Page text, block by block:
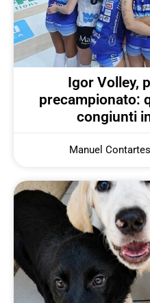
Igor Volley,
precampionato:
congiunti
Manuel